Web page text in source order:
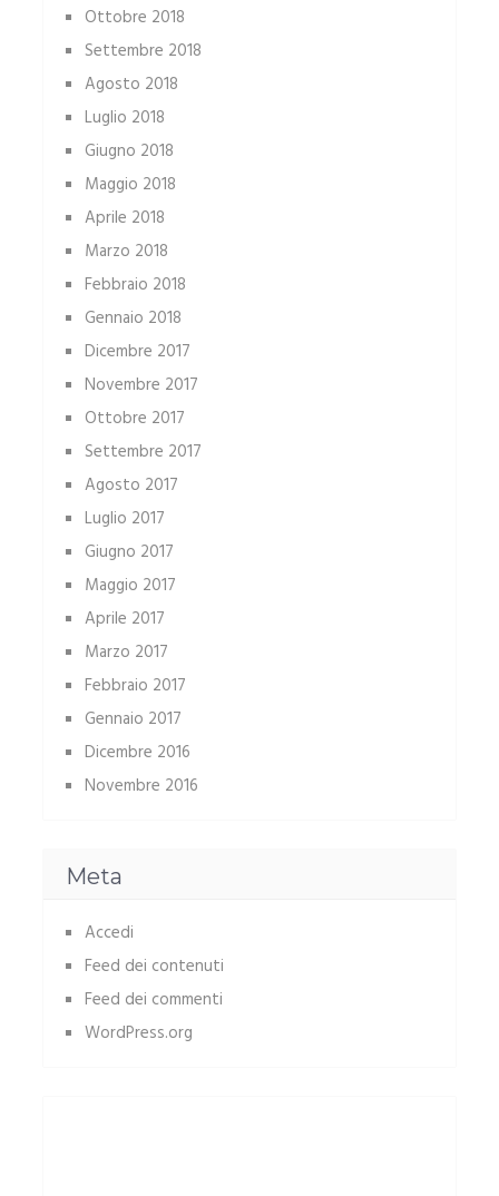
Ottobre 2018
Settembre 2018
Agosto 2018
Luglio 2018
Giugno 2018
Maggio 2018
Aprile 2018
Marzo 2018
Febbraio 2018
Gennaio 2018
Dicembre 2017
Novembre 2017
Ottobre 2017
Settembre 2017
Agosto 2017
Luglio 2017
Giugno 2017
Maggio 2017
Aprile 2017
Marzo 2017
Febbraio 2017
Gennaio 2017
Dicembre 2016
Novembre 2016
Meta
Accedi
Feed dei contenuti
Feed dei commenti
WordPress.org